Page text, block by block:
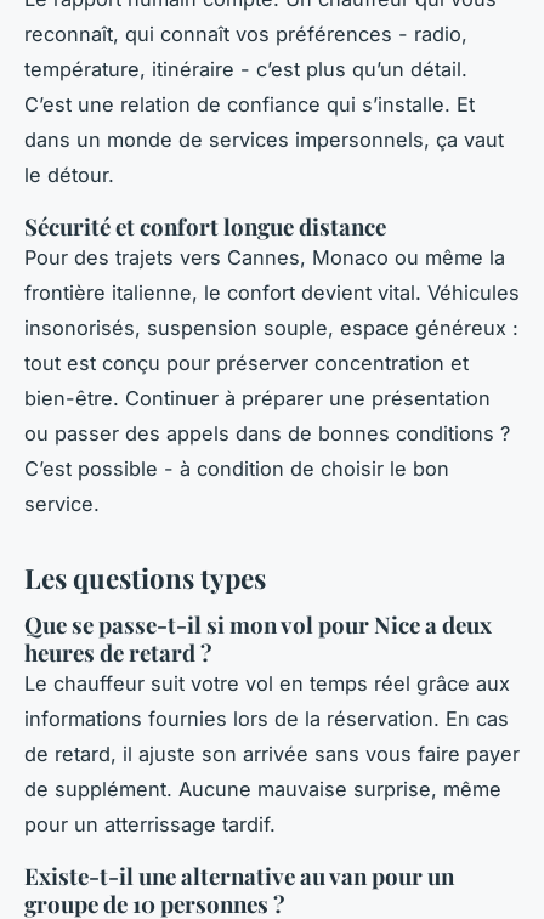
reconnaît, qui connaît vos préférences - radio,
température, itinéraire - c’est plus qu’un détail.
C’est une relation de confiance qui s’installe. Et
dans un monde de services impersonnels, ça vaut
le détour.
Sécurité et confort longue distance
Pour des trajets vers Cannes, Monaco ou même la
frontière italienne, le confort devient vital. Véhicules
insonorisés, suspension souple, espace généreux :
tout est conçu pour préserver concentration et
bien-être. Continuer à préparer une présentation
ou passer des appels dans de bonnes conditions ?
C’est possible - à condition de choisir le bon
service.
Les questions types
Que se passe-t-il si mon vol pour Nice a deux
heures de retard ?
Le chauffeur suit votre vol en temps réel grâce aux
informations fournies lors de la réservation. En cas
de retard, il ajuste son arrivée sans vous faire payer
de supplément. Aucune mauvaise surprise, même
pour un atterrissage tardif.
Existe-t-il une alternative au van pour un
groupe de 10 personnes ?